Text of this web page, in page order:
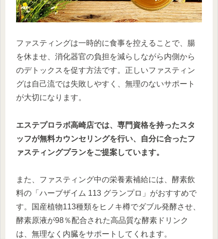
ファスティングは一時的に食事を控えることで、腸
を休ませ、消化器官の負担を減らしながら内側から
のデトックスを促す方法です。正しいファスティン
グは自己流では失敗しやすく、無理のないサポート
が大切になります。
エステプロラボ高崎店では、専門資格を持ったスタ
ッフが無料カウンセリングを行い、自分に合ったフ
ァスティングプランをご提案しています。
また、ファスティング中の栄養素補給には、酵素飲
料の「ハーブザイム 113 グランプロ」がおすすめで
す。国産植物113種類をヒノキ樽でダブル発酵させ、
酵素原液が98％配合された高品質な酵素ドリンク
は、無理なく内臓をサポートしてくれます。